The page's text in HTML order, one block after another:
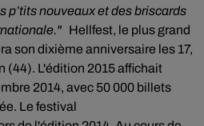
p’tits nouveaux et des briscards
Hellfest, le plus grand
son dixième anniversaire les 17,
(44). L'édition 2015 affichait
2014, avec 50 000 billets
Le festival